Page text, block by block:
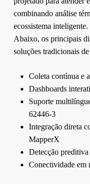
combinando análise
ecossistema inteligente.
Abaixo, os principais
soluções tradicionais
Coleta contínua e
Dashboards
Suporte
62446-3
Integração direta
MapperX
Detecção preditiva
Conectividade em